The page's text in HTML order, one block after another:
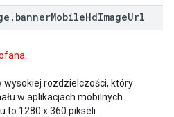
. bannerMobileHdImageUrl
wysokiej rozdzielczości, który
w aplikacjach mobilnych.
to 1280 x 360 pikseli.